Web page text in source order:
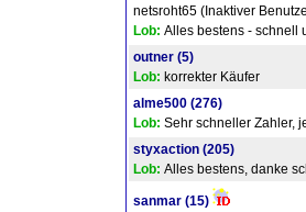
netsroht65 (Inaktiver
Lob: Alles bestens - schnell
outner (5)
Lob: korrekter Käufer
alme500 (276)
Lob: Sehr schneller Zahler,
styxaction (205)
Lob: Alles bestens, danke
sanmar (15)